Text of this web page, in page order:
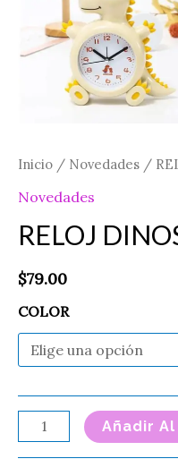
Inicio / Novedades /
Novedades
RELOJ
$79.00
COLOR
Añadir